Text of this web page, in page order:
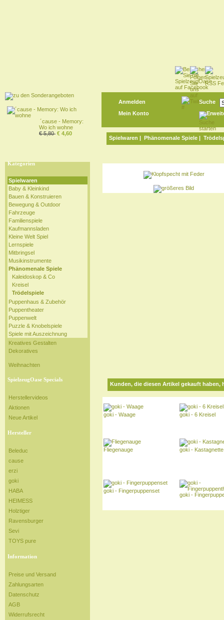
´cause - Memory:
Wo ich wohne
€ 5,80 € 4,60
Anmelden
Mein Konto
Suche
Spielwaren | Phänomenale Spiele |
Kategorien
Spielwaren
Baby & Kleinkind
Bauen & Konstruieren
Bewegung & Outdoor
Fahrzeuge
Familienspiele
Kaufmannsladen
Kleine Welt Spiel
Lernspiele
Mitbringsel
Musikinstrumente
Phänomenale Spiele
Kaleidoskop & Co
Kreisel
Trödelspiele
Puppenhaus & Zubehör
Puppentheater
Puppenwelt
Puzzle & Knobelspiele
Spiele mit Auszeichnung
Kreatives Gestalten
Dekoratives
Weihnachten
SpielzeugOase Specials
Herstellervideos
Aktionen
Neue Artikel
Hersteller
Beleduc
cause
erzi
goki
HABA
HEIMESS
Holztiger
Ravensburger
Sevi
TOYS pure
Information
Preise und Versand
Zahlungsarten
Datenschutz
AGB
Widerrufsrecht
Kunden, die diesen Artikel gekauft
goki - Waage goki - 6 Kreisel
Fliegenauge goki - Kastagnette
goki - Fingerpuppenset
goki -